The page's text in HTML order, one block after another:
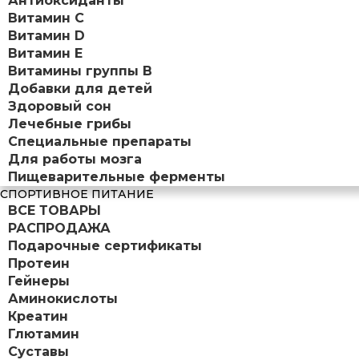
Витамин С
Витамин D
Витамин Е
Витамины группы B
Добавки для детей
Здоровый сон
Лечебные грибы
Специальные препараты
Для работы мозга
Пищеварительные ферменты
СПОРТИВНОЕ ПИТАНИЕ
ВСЕ ТОВАРЫ
РАСПРОДАЖА
Подарочные сертификаты
Протеин
Гейнеры
Аминокислоты
Креатин
Глютамин
Суставы